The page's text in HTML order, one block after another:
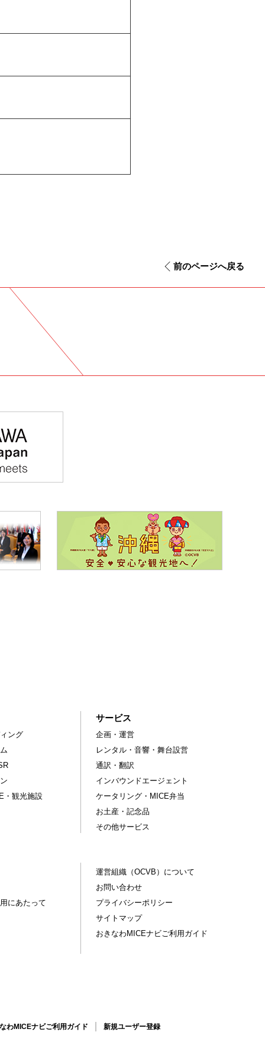
前のページへ戻る
ング
・観光施設
サービス
企画・運営
レンタル・音響・舞台設営
通訳・翻訳
インバウンドエージェント
ケータリング・MICE弁当
お土産・記念品
その他サービス
にあたって
運営組織（OCVB）について
お問い合わせ
プライバシーポリシー
サイトマップ
おきなわMICEナビご利用ガイド
わMICEナビご利用ガイド 新規ユーザー登録